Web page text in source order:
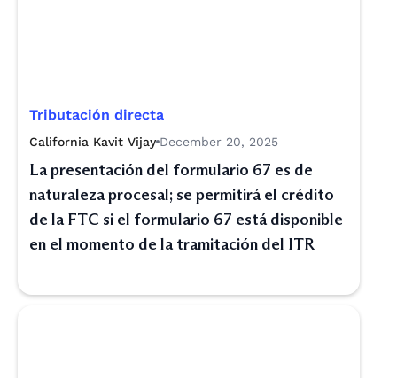
Tributación directa
California Kavit Vijay December 20, 2025
La presentación del formulario 67 es de
naturaleza procesal; se permitirá el crédito
de la FTC si el formulario 67 está disponible
en el momento de la tramitación del ITR